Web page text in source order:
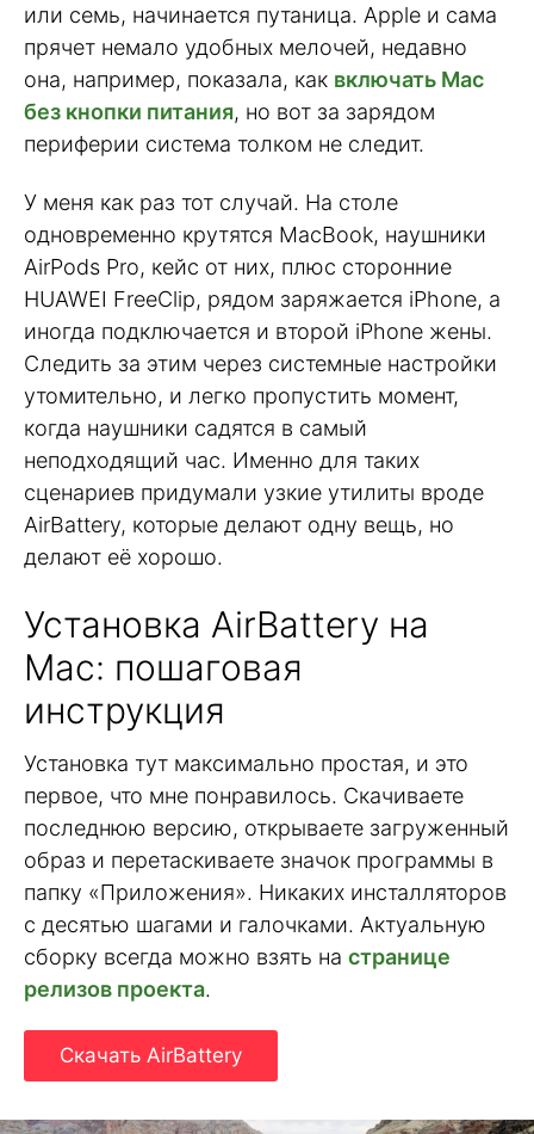
или семь, начинается путаница. Apple и сама
прячет немало удобных мелочей, недавно
она, например, показала, как включать Mac
без кнопки питания, но вот за зарядом
периферии система толком не следит.
У меня как раз тот случай. На столе
одновременно крутятся MacBook, наушники
AirPods Pro, кейс от них, плюс сторонние
HUAWEI FreeClip, рядом заряжается iPhone, а
иногда подключается и второй iPhone жены.
Следить за этим через системные настройки
утомительно, и легко пропустить момент,
когда наушники садятся в самый
неподходящий час. Именно для таких
сценариев придумали узкие утилиты вроде
AirBattery, которые делают одну вещь, но
делают её хорошо.
Установка AirBattery на
Mac: пошаговая
инструкция
Установка тут максимально простая, и это
первое, что мне понравилось. Скачиваете
последнюю версию, открываете загруженный
образ и перетаскиваете значок программы в
папку «Приложения». Никаких инсталляторов
с десятью шагами и галочками. Актуальную
сборку всегда можно взять на странице
релизов проекта.
Скачать AirBattery